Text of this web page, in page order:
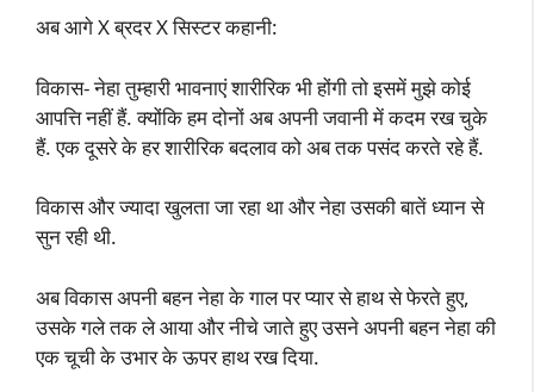
अब आगे X ब्रदर X सिस्टर कहानी:
विकास- नेहा तुम्हारी भावनाएं शारीरिक भी होंगी तो इसमें मुझे कोई
आपत्ति नहीं हैं. क्योंकि हम दोनों अब अपनी जवानी में कदम रख चुके
हैं. एक दूसरे के हर शारीरिक बदलाव को अब तक पसंद करते रहे हैं.
विकास और ज्यादा खुलता जा रहा था और नेहा उसकी बातें ध्यान से
सुन रही थी.
अब विकास अपनी बहन नेहा के गाल पर प्यार से हाथ से फेरते हुए,
उसके गले तक ले आया और नीचे जाते हुए उसने अपनी बहन नेहा की
एक चूची के उभार के ऊपर हाथ रख दिया.